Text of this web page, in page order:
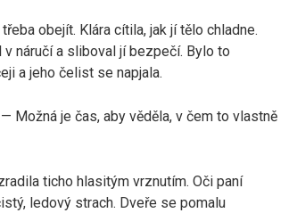
obejít. Klára cítila, jak jí tělo chladne.
náručí a sliboval jí bezpečí. Bylo to
a jeho čelist se napjala.
Možná je čas, aby věděla, v čem to vlastně
ticho hlasitým vrznutím. Oči paní
ledový strach. Dveře se pomalu